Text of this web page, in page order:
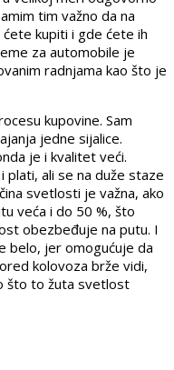
tim važno da na
kupiti i gde ćete ih
za automobile je
radnjama kao što je
kupovine. Sam
jedne sijalice.
je i kvalitet veći.
ali se na duže staze
svetlosti je važna, ako
veća i do 50 %, što
obezbeđuje na putu. I
belo, jer omogućuje da
kolovoza brže vidi,
što to žuta svetlost